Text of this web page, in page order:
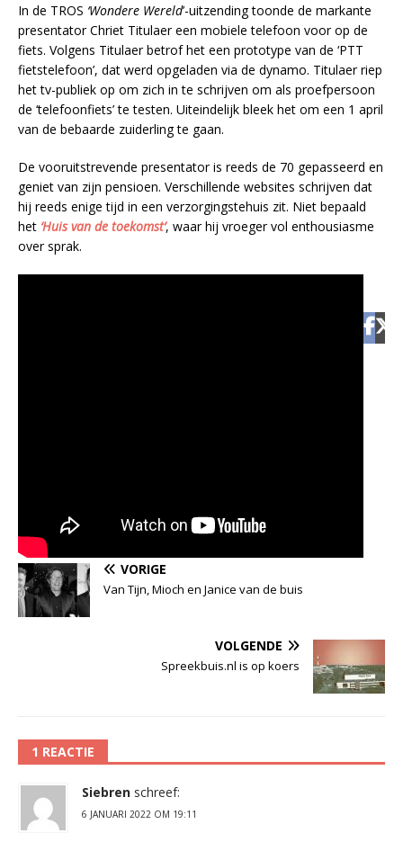
In de TROS ‘Wondere Wereld’-uitzending toonde de markante
presentator Chriet Titulaer een mobiele telefoon voor op de
fiets. Volgens Titulaer betrof het een prototype van de ‘PTT
fietstelefoon’, dat werd opgeladen via de dynamo. Titulaer riep
het tv-publiek op om zich in te schrijven om als proefpersoon
de ‘telefoonfiets’ te testen. Uiteindelijk bleek het om een 1 april
van de bebaarde zuiderling te gaan.
De vooruitstrevende presentator is reeds de 70 gepasseerd en
geniet van zijn pensioen. Verschillende websites schrijven dat
hij reeds enige tijd in een verzorgingstehuis zit. Niet bepaald
het ‘Huis van de toekomst’, waar hij vroeger vol enthousiasme
over sprak.
VORIGE
Van Tijn, Mioch en Janice van de buis
VOLGENDE
Spreekbuis.nl is op koers
1 REACTIE
Siebren schreef:
6 JANUARI 2022 OM 19:11